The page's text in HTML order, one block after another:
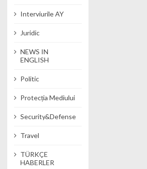
Interviurile AY
Juridic
NEWS IN
ENGLISH
Politic
Protecția Mediului
Security&Defense
Travel
TÜRKÇE
HABERLER